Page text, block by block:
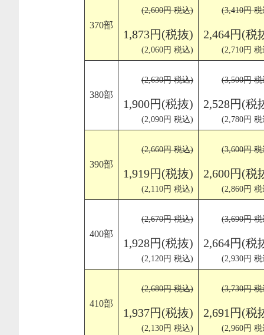
370部
(2,600円 税込)
1,873円(税抜)
(2,060円 税込)
(3,410円
2,464円(税
(2,710円
380部
(2,630円 税込)
1,900円(税抜)
(2,090円 税込)
(3,500円
2,528円(税
(2,780円
390部
(2,660円 税込)
1,919円(税抜)
(2,110円 税込)
(3,600円
2,600円(税
(2,860円
400部
(2,670円 税込)
1,928円(税抜)
(2,120円 税込)
(3,690円
2,664円(税
(2,930円
410部
(2,680円 税込)
1,937円(税抜)
(2,130円 税込)
(3,730円
2,691円(税
(2,960円